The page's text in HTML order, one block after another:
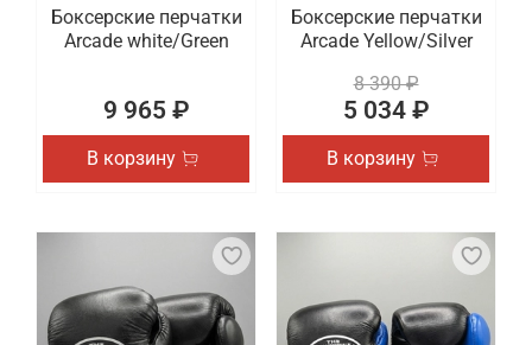
Боксерские перчатки
Arcade white/Green
9 965 ₽
В корзину
Боксерские перчатки
Arcade Yellow/Silver
8 390 ₽
5 034 ₽
В корзину